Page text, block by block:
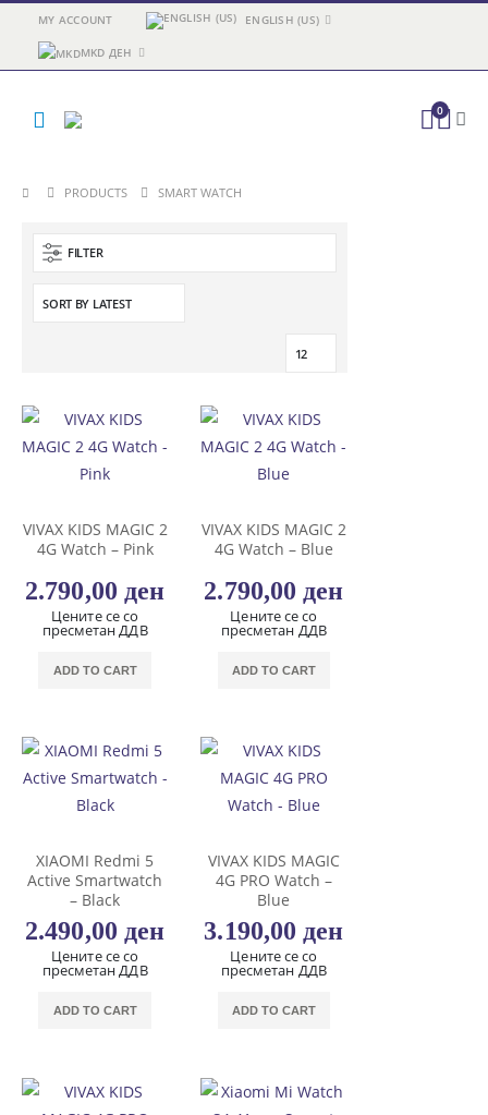
MY ACCOUNT ENGLISH (US)
MKD ДЕН
0
PRODUCTS SMART WATCH
FILTER
VIVAX KIDS MAGIC 2
4G Watch – Pink
2.790,00 ден
Цените се со
пресметан ДДВ
ADD TO CART
VIVAX KIDS MAGIC 2
4G Watch – Blue
2.790,00 ден
Цените се со
пресметан ДДВ
ADD TO CART
XIAOMI Redmi 5
Active Smartwatch
– Black
2.490,00 ден
Цените се со
пресметан ДДВ
ADD TO CART
VIVAX KIDS MAGIC
4G PRO Watch –
Blue
3.190,00 ден
Цените се со
пресметан ДДВ
ADD TO CART